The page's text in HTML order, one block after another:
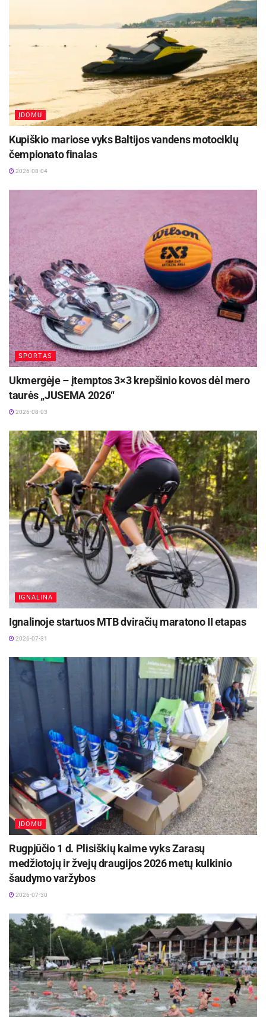
Sportininkus treniruoja Aldona Dobregienė, jie
mokosi Panevėžio kūno kultūros ir sporto centre.
Iš viso varžybose dalyvavo 48 sportininkai.
ĮDOMU
Kupiškio mariose vyks Baltijos vandens motociklų
čempionato finalas
2026-08-04
SPORTAS
Ukmergėje – įtemptos 3×3 krepšinio kovos dėl mero
taurės „JUSEMA 2026“
2026-08-03
IGNALINA
Ignalinoje startuos MTB dviračių maratono II etapas
2026-07-31
ĮDOMU
Rugpjūčio 1 d. Plisiškių kaime vyks Zarasų
medžiotojų ir žvejų draugijos 2026 metų kulkinio
šaudymo varžybos
2026-07-30